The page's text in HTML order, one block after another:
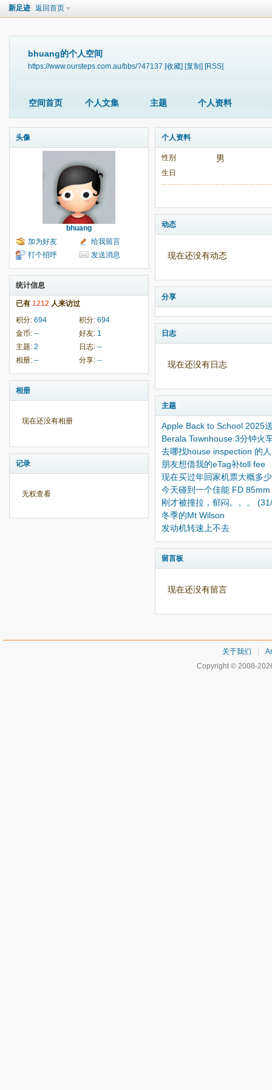
新足迹 返回首页
bhuang的个人空间
https://www.oursteps.com.au/bbs/?47137 [收藏] [复制] [RSS]
空间首页 个人文集 主题 个人资料
头像
bhuang
加为好友
给我留言
打个招呼
发送消息
统计信息
已有 1212 人来访过
积分: 694 积分: 694
金币: -- 好友: 1
主题: 2 日志: --
相册: -- 分享: --
相册
现在还没有相册
记录
无权查看
个人资料
性别 男
生日
动态
现在还没有动态
分享
日志
现在还没有日志
主题
Apple Back to School 2025
Berala Townhouse 3分钟火
去哪找house inspection 的人
朋友想借我的eTag补toll fee
现在买过年回家机票大概多
今天碰到一个佳能 FD
刚才被撞拉，郁闷。。。
冬季的Mt Wilson
发动机转速上不去
留言板
现在还没有留言
关于我们
Copyright © 2008-